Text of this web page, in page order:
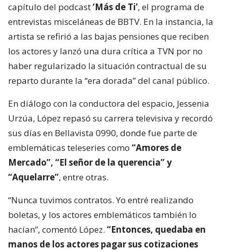
capítulo del podcast‘Más de Ti’, el programa de
entrevistas misceláneas de BBTV. En la instancia, la
artista se refirió a las bajas pensiones que reciben
los actores y lanzó una dura crítica a TVN por no
haber regularizado la situación contractual de su
reparto durante la “era dorada” del canal público.
En diálogo con la conductora del espacio, Jessenia
Urzúa, López repasó su carrera televisiva y recordó
sus días en Bellavista 0990, donde fue parte de
emblemáticas teleseries como “Amores de
Mercado”, “El señor de la querencia” y
“Aquelarre”, entre otras.
“Nunca tuvimos contratos. Yo entré realizando
boletas, y los actores emblemáticos también lo
hacían”, comentó López. “Entonces, quedaba en
manos de los actores pagar sus cotizaciones